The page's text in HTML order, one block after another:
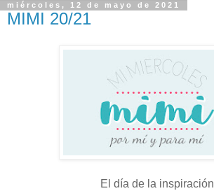
miércoles, 12 de mayo de 2021
MIMI 20/21
El día de la inspiración